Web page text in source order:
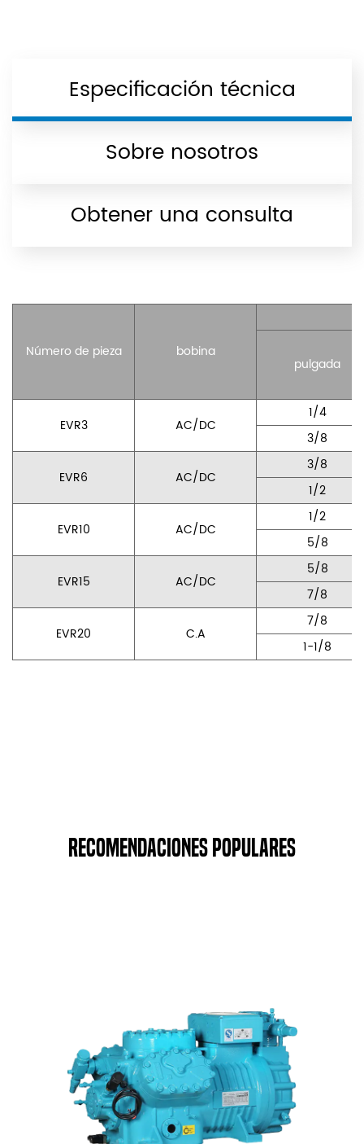
Especificación técnica
Sobre nosotros
Obtener una consulta
Número de pieza bobina
pulgada
EVR3 AC/DC
1/4
3/8
EVR6 AC/DC
3/8
1/2
EVR10 AC/DC
1/2
5/8
EVR15 AC/DC
5/8
7/8
EVR20 C.A
7/8
1-1/8
Recomendaciones populares